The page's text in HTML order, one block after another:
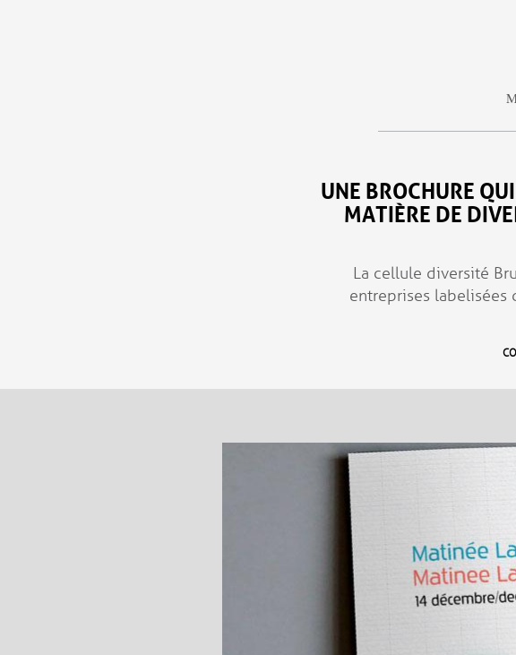
UNE BROCHURE
MATIÈRE DE
La cellule diversité
entreprises labelisées